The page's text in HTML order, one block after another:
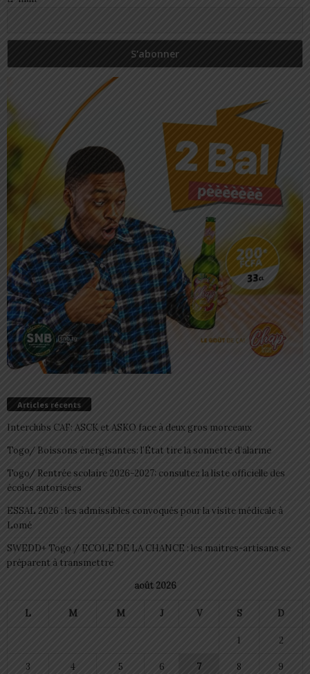
Articles récents
Interclubs CAF: ASCK et ASKO face à deux gros morceaux
Togo/ Boissons énergisantes: l’État tire la sonnette d’alarme
Togo/ Rentrée scolaire 2026-2027: consultez la liste officielle des
écoles autorisées
ESSAL 2026 : les admissibles convoqués pour la visite médicale à
Lomé
SWEDD+ Togo / ECOLE DE LA CHANCE : les maitres-artisans se
préparent à transmettre
août 2026
L M M J V S D
1 2
3 4 5 6 7 8 9